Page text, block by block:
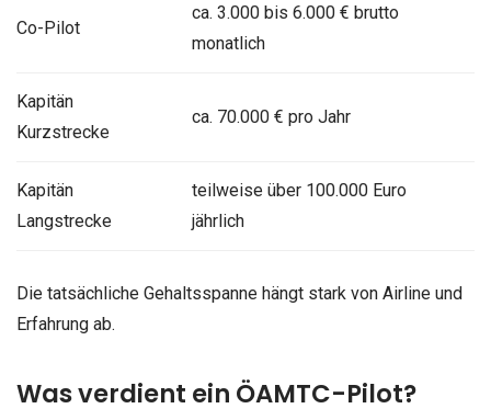
Co-Pilot
ca. 3.000 bis 6.000 € brutto
monatlich
Kapitän
Kurzstrecke
ca. 70.000 € pro Jahr
Kapitän
Langstrecke
teilweise über 100.000 Euro
jährlich
Die tatsächliche Gehaltsspanne hängt stark von Airline und
Erfahrung ab.
Was verdient ein ÖAMTC-Pilot?